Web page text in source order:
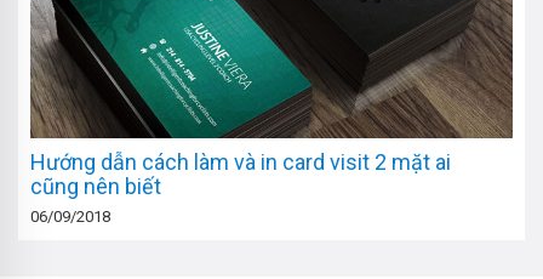
Hướng dẫn cách làm và in card visit 2 mặt ai
cũng nên biết
06/09/2018